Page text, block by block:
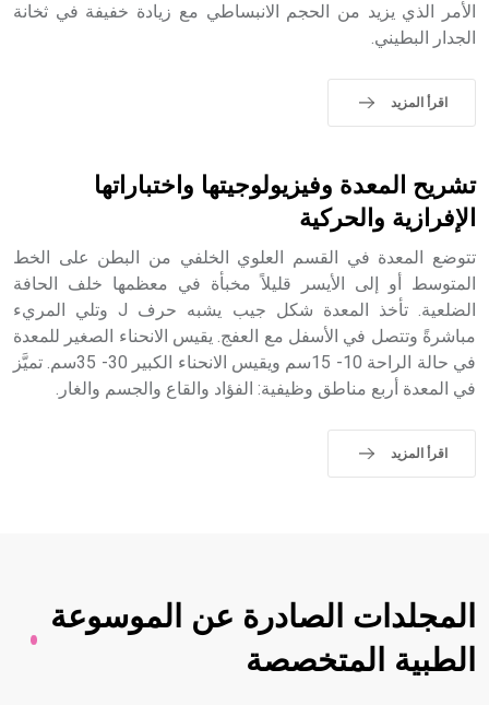
حيث تقتصر القيمة الصوتية للعلامة الك
الأمر الذي يزيد من الحجم الانبساطي مع زيادة خفيفة في ثخانة
الجدار البطيني.
اقرأ المزيد
تشريح المعدة وفيزيولوجيتها واختباراتها
الإفرازية والحركية
تتوضع المعدة في القسم العلوي الخلفي من البطن على الخط
المتوسط أو إلى الأيسر قليلاً مخبأة في معظمها خلف الحافة
الضلعية. تأخذ المعدة شكل جيب يشبه حرف J وتلي المريء
مباشرةً وتتصل في الأسفل مع العفج. يقيس الانحناء الصغير للمعدة
في حالة الراحة 10- 15سم ويقيس الانحناء الكبير 30- 35سم. تميَّز
في المعدة أربع مناطق وظيفية: الفؤاد والقاع والجسم والغار.
اقرأ المزيد
المجلدات الصادرة عن الموسوعة
الطبية المتخصصة